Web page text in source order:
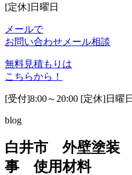
[定休]日曜日
メールで
お問い合わせ メール相談
無料見積もりは
こちらから！
[受付]8:00～20:00 [定休]日曜
blog
白井市 外壁塗装
事 使用材料